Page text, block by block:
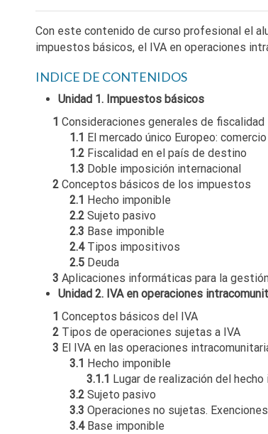
Con este contenido de curso profesional el
impuestos básicos, el IVA en operaciones
INDICE DE CONTENIDOS
Unidad 1. Impuestos básicos
1 Consideraciones generales de fiscalidad
1.1 El mercado único Europeo:
1.2Fiscalidad en el país de destino
1.3 Doble imposición internacional
2Conceptos básicos de los impuestos
2.1 Hecho imponible
2.2Sujeto pasivo
2.3 Base imponible
2.4Tipos impositivos
2.5Deuda
3 Aplicaciones informáticas para la
Unidad 2. IVA en operaciones
1 Conceptos básicos del IVA
2Tipos de operaciones sujetas a IVA
3 El IVA en las operaciones
3.1 Hecho imponible
3.1.1 Lugar de realización del hecho
3.2Sujeto pasivo
3.3 Operaciones no sujetas. Exenciones
3.4Base imponible